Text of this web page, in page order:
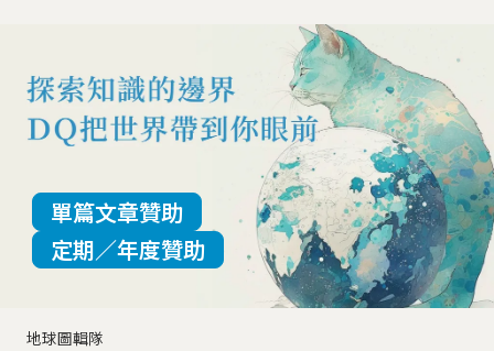
地球圖輯隊
單篇文章贊助
定期／年度贊助